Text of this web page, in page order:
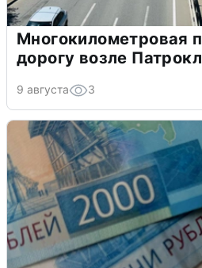
Многокилометровая
дорогу возле
9 августа 3